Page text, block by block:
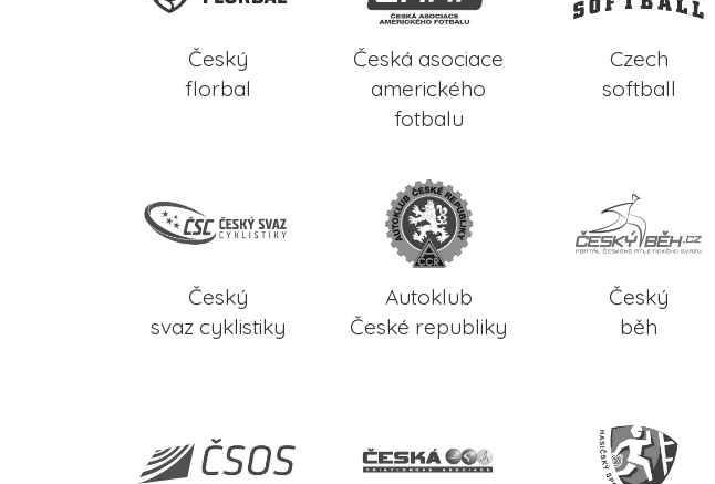
Český
florbal
Česká asociace
amerického
fotbalu
Czech
softball
Český
svaz cyklistiky
Autoklub
České republiky
Český
běh